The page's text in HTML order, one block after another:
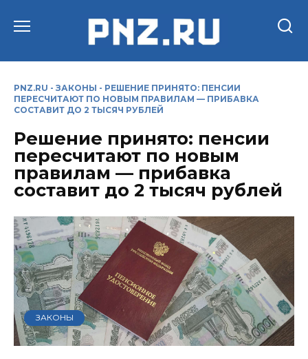
PNZ.RU - ЗАКОНЫ - РЕШЕНИЕ ПРИНЯТО: ПЕНСИИ
ПЕРЕСЧИТАЮТ ПО НОВЫМ ПРАВИЛАМ — ПРИБАВКА
СОСТАВИТ ДО 2 ТЫСЯЧ РУБЛЕЙ
Решение принято: пенсии
пересчитают по новым
правилам — прибавка
составит до 2 тысяч рублей
ЗАКОНЫ